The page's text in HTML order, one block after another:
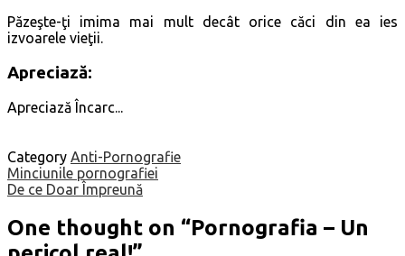
Păzeşte-ţi imima mai mult decât orice căci din ea ies
izvoarele vieţii.
Apreciază:
Apreciază Încarc...
Category Anti-Pornografie
Navigare
în
articole
Minciunile pornografiei
De ce Doar Împreună
One thought on “Pornografia – Un